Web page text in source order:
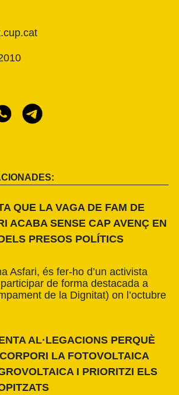
QUE LA VAGA DE FAM DE
ACABA SENSE CAP AVENÇ EN
PRESOS POLÍTICS
Asfari, és fer-ho d’un activista
de forma destacada a
de la Dignitat) on l’octubre
AL·LEGACIONS PERQUÈ
LA FOTOVOLTAICA
I PRIORITZI ELS